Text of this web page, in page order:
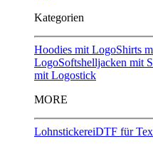
Kategorien
Hoodies mit LogoShirts
LogoSoftshelljacken mit
mit Logostick
MORE
LohnstickereiDTF für